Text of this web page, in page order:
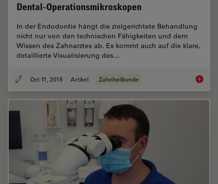
Dental-Operationsmikroskopen
In der Endodontie hängt die zielgerichtete Behandlung
nicht nur von den technischen Fähigkeiten und dem
Wissen des Zahnarztes ab. Es kommt auch auf die klare,
detaillierte Visualisierung des…
Oct 11, 2016 Artikel Zahnheilkunde